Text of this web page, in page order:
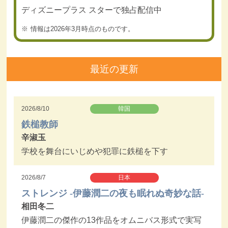
ディズニープラス スターで独占配信中
情報は2026年3月時点のものです。
最近の更新
2026/8/10 韓国
鉄槌教師
辛淑玉
学校を舞台にいじめや犯罪に鉄槌を下す
2026/8/7 日本
ストレンジ -伊藤潤二の夜も眠れぬ奇妙な話-
相田冬二
伊藤潤二の傑作の13作品をオムニバス形式で実写